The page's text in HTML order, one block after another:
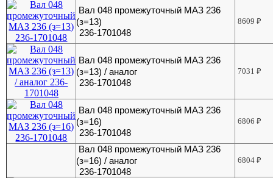
Вал 048 промежуточный МАЗ 236
(з=13)
236-1701048
8609₽
Вал 048 промежуточный МАЗ 236
(з=13) / аналог
236-1701048
7031₽
Вал 048 промежуточный МАЗ 236
(з=16)
236-1701048
6806₽
Вал 048 промежуточный МАЗ 236
(з=16) / аналог
236-1701048
6804₽